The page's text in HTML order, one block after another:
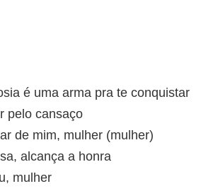
é uma arma pra te conquistar
pelo cansaço
de mim, mulher (mulher)
alcança a honra
mulher